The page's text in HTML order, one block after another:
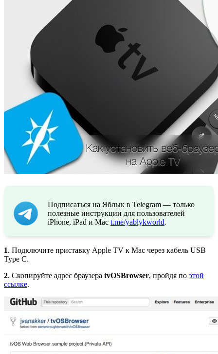
Подписаться на Яблык в Telegram — только
полезные инструкции для пользователей
iPhone, iPad и Mac t.me/yablykworld.
1. Подключите приставку Apple TV к Mac через кабель USB
Type C.
2. Скопируйте адрес браузера tvOSBrowser, пройдя по этой
ссылке.